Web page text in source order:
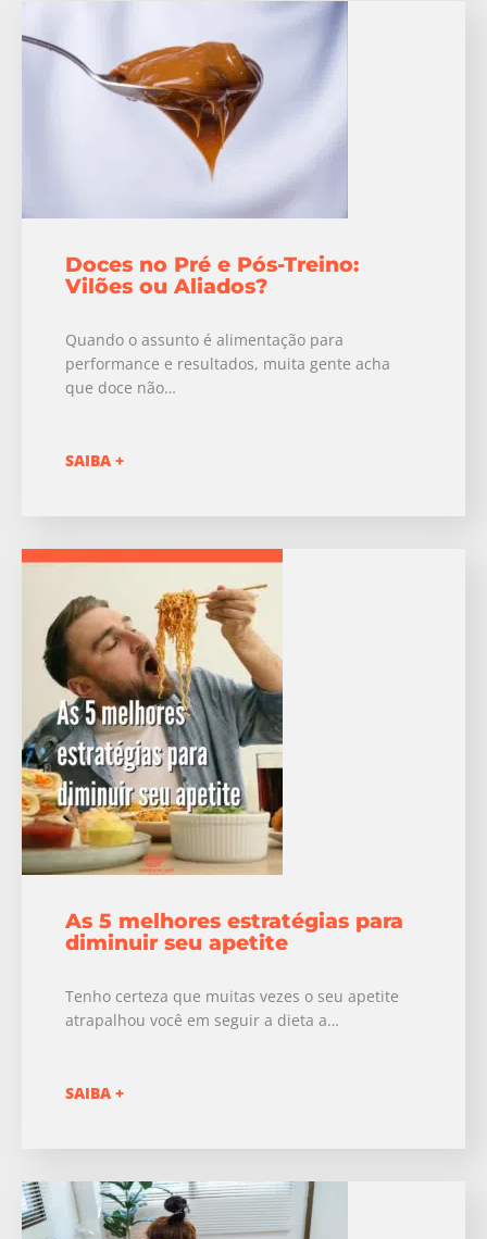
Doces no Pré e Pós-Treino:
Vilões ou Aliados?
Quando o assunto é alimentação para
performance e resultados, muita gente acha
que doce não…
SAIBA +
As 5 melhores estratégias para
diminuir seu apetite
Tenho certeza que muitas vezes o seu apetite
atrapalhou você em seguir a dieta a…
SAIBA +